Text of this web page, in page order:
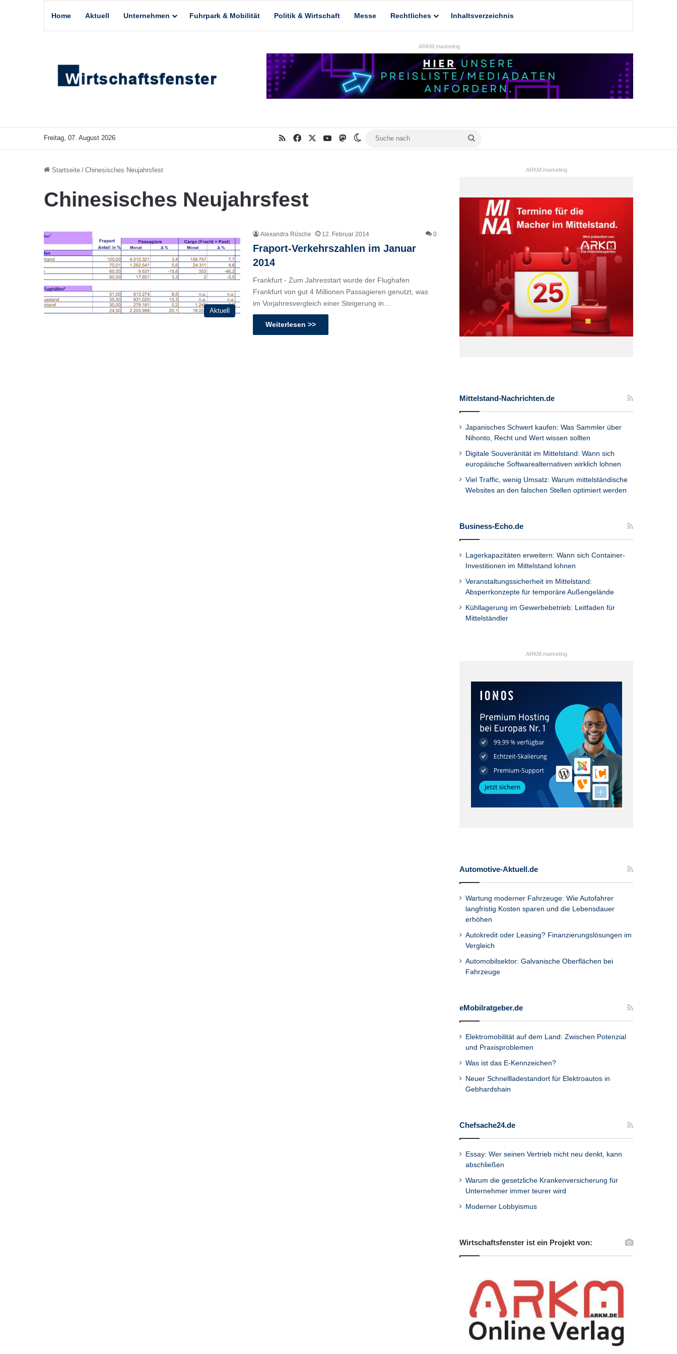
Home Aktuell Unternehmen Fuhrpark & Mobilität Politik & Wirtschaft Messe Rechtliches Inhaltsverzeichnis
ARKM.marketing
Freitag, 07. August 2026 RSS Facebook YouTubeMastodonSkin umschalten
Startseite / Chinesisches Neujahrsfest
Chinesisches Neujahrsfest
Aktuell
Alexandra Rüsche 12. Februar 2014 0
Fraport-Verkehrszahlen im Januar
2014
Frankfurt - Zum Jahresstart wurde der Flughafen
Frankfurt von gut 4 Millionen Passagieren genutzt, was
im Vorjahresvergleich einer Steigerung in…
Weiterlesen >>
ARKM.marketing
Mittelstand-Nachrichten.de
Japanisches Schwert kaufen: Was Sammler über
Nihonto, Recht und Wert wissen sollten
Digitale Souveränität im Mittelstand: Wann sich
europäische Softwarealternativen wirklich lohnen
Viel Traffic, wenig Umsatz: Warum mittelständische
Websites an den falschen Stellen optimiert werden
Business-Echo.de
Lagerkapazitäten erweitern: Wann sich Container-
Investitionen im Mittelstand lohnen
Veranstaltungssicherheit im Mittelstand:
Absperrkonzepte für temporäre Außengelände
Kühllagerung im Gewerbebetrieb: Leitfaden für
Mittelständler
ARKM.marketing
Automotive-Aktuell.de
Wartung moderner Fahrzeuge: Wie Autofahrer
langfristig Kosten sparen und die Lebensdauer
erhöhen
Autokredit oder Leasing? Finanzierungslösungen im
Vergleich
Automobilsektor: Galvanische Oberflächen bei
Fahrzeuge
eMobilratgeber.de
Elektromobilität auf dem Land: Zwischen Potenzial
und Praxisproblemen
Was ist das E-Kennzeichen?
Neuer Schnellladestandort für Elektroautos in
Gebhardshain
Chefsache24.de
Essay: Wer seinen Vertrieb nicht neu denkt, kann
abschließen
Warum die gesetzliche Krankenversicherung für
Unternehmer immer teurer wird
Moderner Lobbyismus
Wirtschaftsfenster ist ein Projekt von: